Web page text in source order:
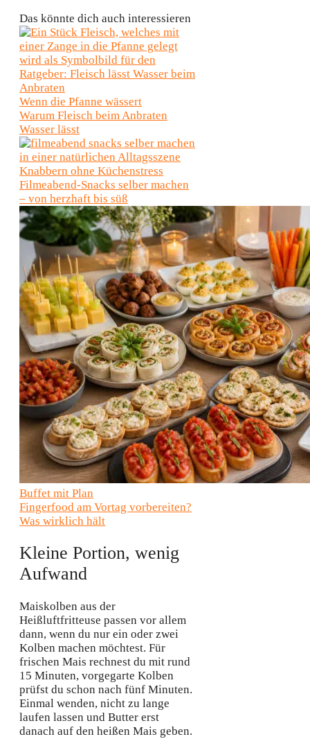
Das könnte dich auch interessieren
Wenn die Pfanne wässert
Warum Fleisch beim Anbraten
Wasser lässt
Knabbern ohne Küchenstress
Filmeabend-Snacks selber machen
– von herzhaft bis süß
Buffet mit Plan
Fingerfood am Vortag vorbereiten?
Was wirklich hält
Kleine Portion, wenig
Aufwand
Maiskolben aus der
Heißluftfritteuse passen vor allem
dann, wenn du nur ein oder zwei
Kolben machen möchtest. Für
frischen Mais rechnest du mit rund
15 Minuten, vorgegarte Kolben
prüfst du schon nach fünf Minuten.
Einmal wenden, nicht zu lange
laufen lassen und Butter erst
danach auf den heißen Mais geben.